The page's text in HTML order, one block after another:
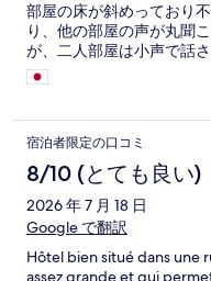
部屋の床が斜めっており
り、他の部屋の声が丸聞
が、二人部屋は小声で話
宿泊者限定の口コミ
8/10 (とても良い)
2026 年 7 月 18 日
Google で翻訳
Hôtel bien situé dans une
assez grande et qui